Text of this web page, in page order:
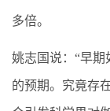
多倍。
姚志国说：“早
的预期。究竟存